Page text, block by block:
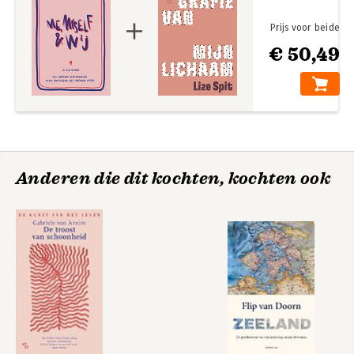
€ 50,49
Prijs voor beide
Anderen die dit kochten, kochten ook